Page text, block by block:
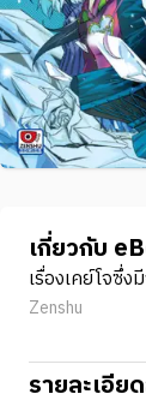
เกี่ยวกับ
เรื่องเคย์โจซึ่
Zenshu
รายละเอีย